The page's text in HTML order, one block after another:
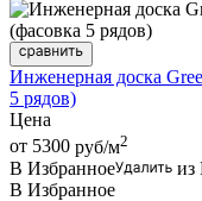
Инженерная доска
5 рядов)
Цена
от 5300 руб/м2
В Избранное
из
В Избранное